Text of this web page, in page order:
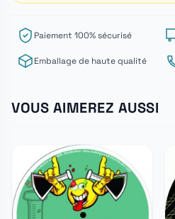
Paiement 100% sécurisé
Emballage de haute qualité
VOUS AIMEREZ AUSSI